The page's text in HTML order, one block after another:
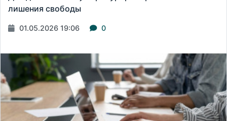
лишения свободы
01.05.2026 19:06 0